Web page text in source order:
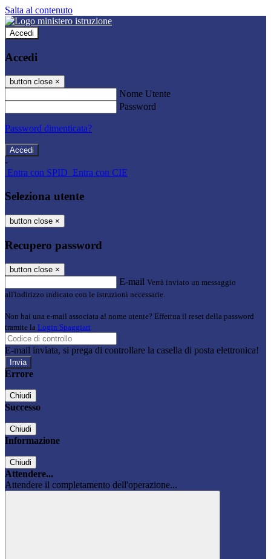
Salta al contenuto
Accedi
Accedi
button close ×
Nome Utente
Password
Password dimenticata?
-
Entra con SPID Entra con CIE
Seleziona utente
button close ×
Recupero password
button close ×
E-mail Verrà inviato un messaggio
all'indirizzo indicato con le istruzioni necessarie.
Non hai una e-mail associata al nome utente? Effettua il reset della password
tramite la Login Spaggiari
E-mail inviata, si prega di controllare la casella di posta elettronica!
Errore
Chiudi
Successo
Chiudi
Informazione
Chiudi
Attendere...
Attendere il completamento dell'operazione...